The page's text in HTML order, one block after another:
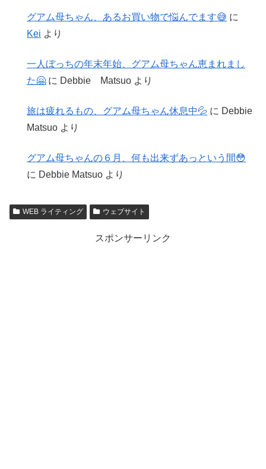
グアム母ちゃん、あるお買い物で悩んでます😅 に
Kei より
一人ぼっちの年末年始、グアム母ちゃん恵まれまし
た🤗 に Debbie Matsuo より
旅は疲れるもの、グアム母ちゃん休息中💦 に Debbie
Matsuo より
グアム母ちゃんの６月、何も出来ずあっという間😳
に Debbie Matsuo より
WEB ライティング ウェブサイト
スポンサーリンク